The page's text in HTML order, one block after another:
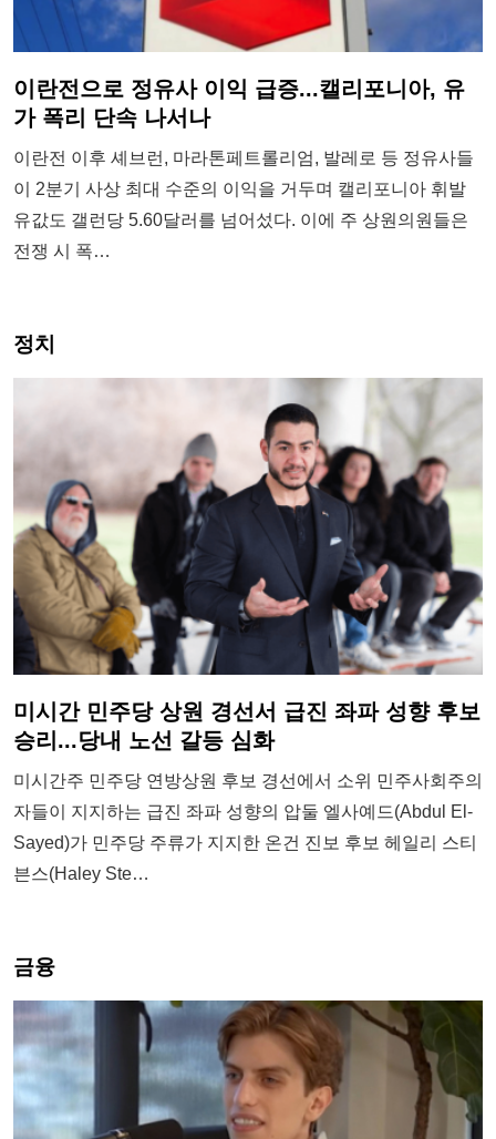
이란전으로 정유사 이익 급증...캘리포니아, 유
가 폭리 단속 나서나
이란전 이후 셰브런, 마라톤페트롤리엄, 발레로 등 정유사들
이 2분기 사상 최대 수준의 이익을 거두며 캘리포니아 휘발
유값도 갤런당 5.60달러를 넘어섰다. 이에 주 상원의원들은
전쟁 시 폭…
정치
미시간 민주당 상원 경선서 급진 좌파 성향 후보
승리...당내 노선 갈등 심화
미시간주 민주당 연방상원 후보 경선에서 소위 민주사회주의
자들이 지지하는 급진 좌파 성향의 압둘 엘사예드(Abdul El-
Sayed)가 민주당 주류가 지지한 온건 진보 후보 헤일리 스티
븐스(Haley Ste…
금융